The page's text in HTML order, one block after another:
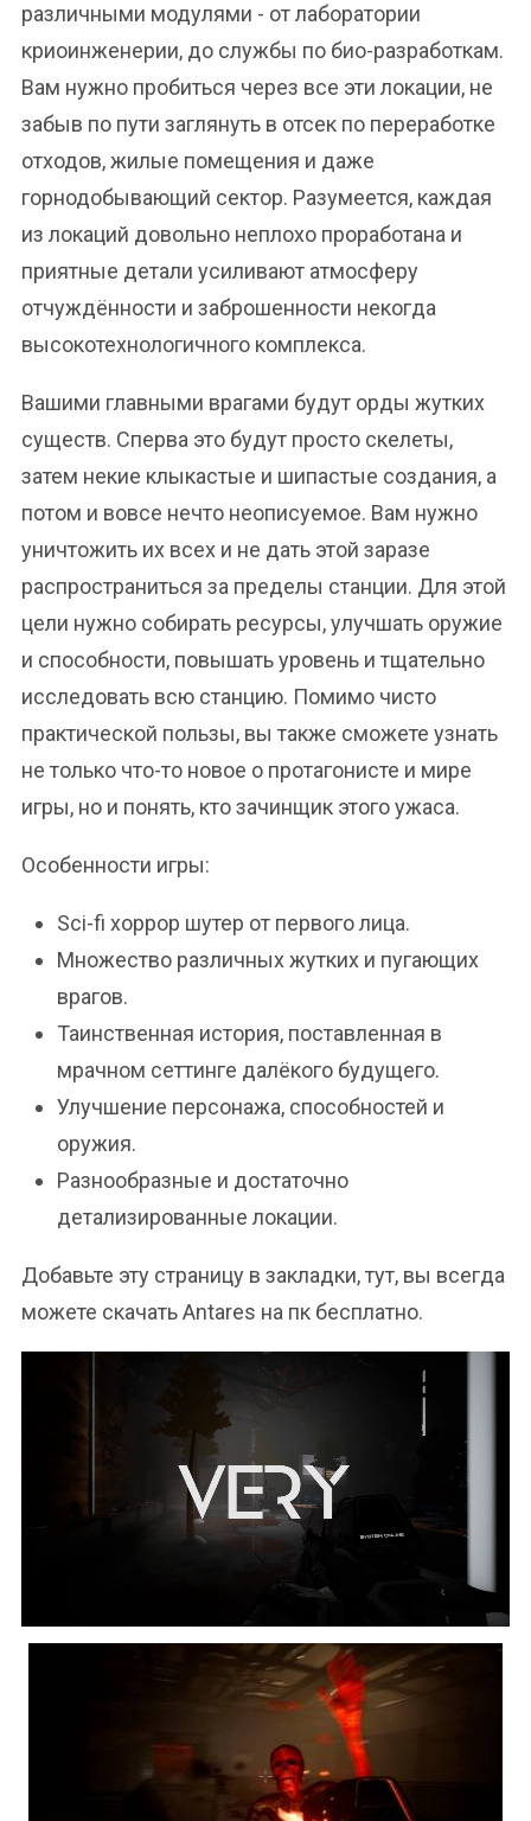
различными модулями - от лаборатории
криоинженерии, до службы по био-разработкам.
Вам нужно пробиться через все эти локации, не
забыв по пути заглянуть в отсек по переработке
отходов, жилые помещения и даже
горнодобывающий сектор. Разумеется, каждая
из локаций довольно неплохо проработана и
приятные детали усиливают атмосферу
отчуждённости и заброшенности некогда
высокотехнологичного комплекса.
Вашими главными врагами будут орды жутких
существ. Сперва это будут просто скелеты,
затем некие клыкастые и шипастые создания, а
потом и вовсе нечто неописуемое. Вам нужно
уничтожить их всех и не дать этой заразе
распространиться за пределы станции. Для этой
цели нужно собирать ресурсы, улучшать оружие
и способности, повышать уровень и тщательно
исследовать всю станцию. Помимо чисто
практической пользы, вы также сможете узнать
не только что-то новое о протагонисте и мире
игры, но и понять, кто зачинщик этого ужаса.
Особенности игры:
Sci-fi хоррор шутер от первого лица.
Множество различных жутких и пугающих
врагов.
Таинственная история, поставленная в
мрачном сеттинге далёкого будущего.
Улучшение персонажа, способностей и
оружия.
Разнообразные и достаточно
детализированные локации.
Добавьте эту страницу в закладки, тут, вы всегда
можете скачать Antares на пк бесплатно.